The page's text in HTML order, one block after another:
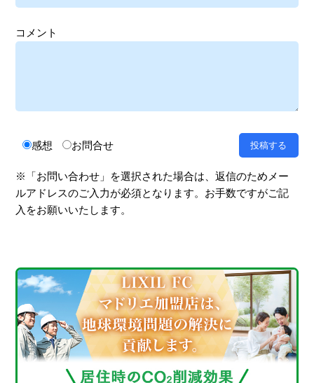
コメント
感想 お問合せ
※「お問い合わせ」を選択された場合は、返信のためメー
ルアドレスのご入力が必須となります。お手数ですがご記
入をお願いいたします。